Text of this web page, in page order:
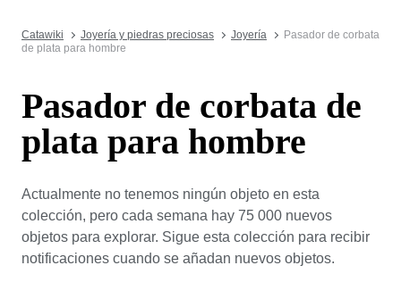
Catawiki Joyería y piedras preciosas Joyería
Pasador de corbata
de plata para hombre
Pasador de corbata de
plata para hombre
Actualmente no tenemos ningún objeto en esta
colección, pero cada semana hay 75 000 nuevos
objetos para explorar. Sigue esta colección para recibir
notificaciones cuando se añadan nuevos objetos.